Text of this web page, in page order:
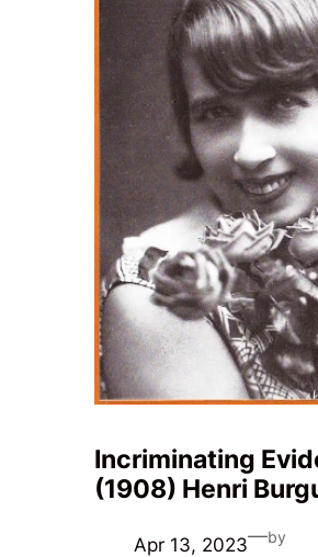
Incriminating
(1908) Henri
Apr 13, 2023—by